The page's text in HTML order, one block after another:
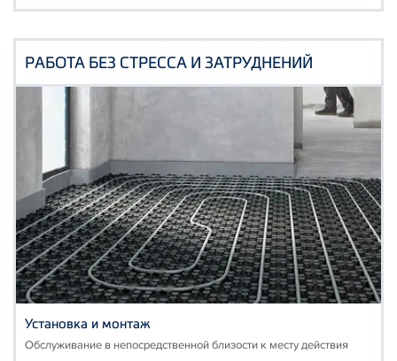
PАБОТА БЕЗ СТРЕССА И ЗАТРУДНЕНИЙ
Установка и монтаж
Обслуживание в непосредственной близости к месту действия